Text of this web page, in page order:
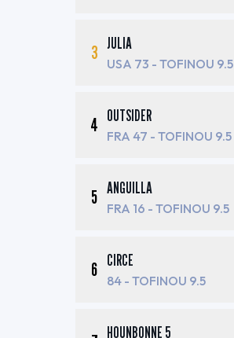
3 JULIA
USA 73 - TOFINOU 9.5
4 OUTSIDER
FRA 47 - TOFINOU 9.5
5 ANGUILLA
FRA 16 - TOFINOU 9.5
6 CIRCE
84 - TOFINOU 9.5
HOUNBONNE 5